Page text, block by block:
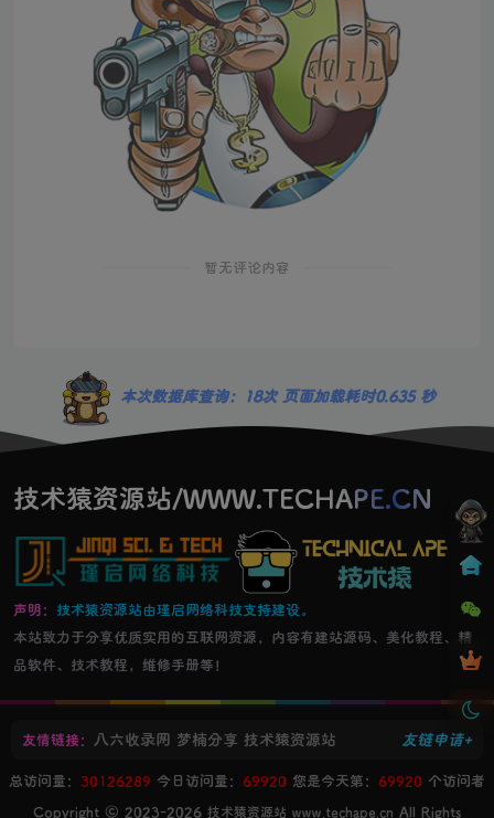
暂无评论内容
本次数据库查询：18次 页面加载耗时0.635 秒
技术猿资源站/WWW.TECHAPE.CN
声明： 技术猿资源站由瑾启网络科技支持建设。
本站致力于分享优质实用的互联网资源，内容有建站源码、美化教程、精
品软件、技术教程，维修手册等！
友链申请+
友情链接： 八六收录网 梦楠分享 技术猿资源站
总访问量： 30126289 今日访问量： 69920 您是今天第： 69920 个访问者
Copyright © 2023-2026 技术猿资源站 www.techape.cn All Rights